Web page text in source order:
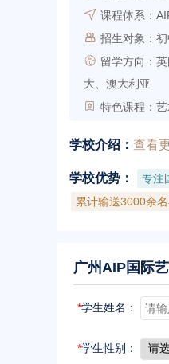
 课程体系：
 招生对象：
 留学方向：
大、澳大利亚
 特色课程：
学校介绍： 查看
学校优势： 专注
累计输送3000余
广州AIP国际
*学生姓名：
*学生性别：